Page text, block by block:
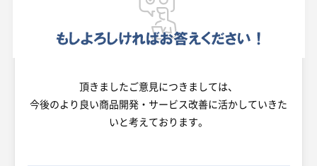
頂きましたご意見につきましては、
今後のより良い商品開発・サービス改善に活かしていきた
いと考えております。